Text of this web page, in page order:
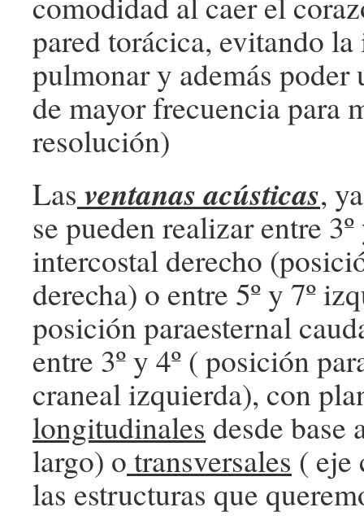
pared torácica, evitando
pulmonar y además poder
de mayor frecuencia para
resolución)
Las ventanas acústicas,
se pueden realizar entre
intercostal derecho
derecha) o entre 5º y 7º
posición paraesternal
entre 3º y 4º ( posición
craneal izquierda), con
longitudinales desde base
largo) otransversales ( eje
las estructuras que